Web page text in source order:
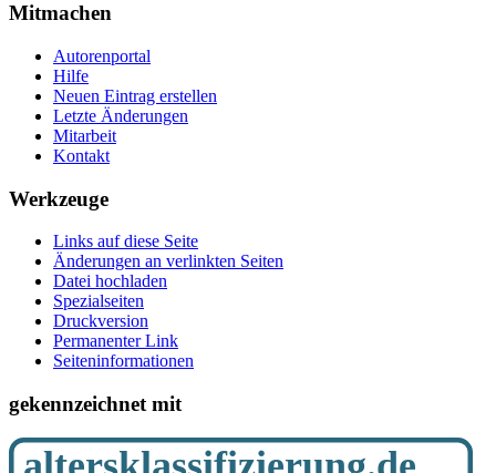
Mitmachen
Autorenportal
Hilfe
Neuen Eintrag erstellen
Letzte Änderungen
Mitarbeit
Kontakt
Werkzeuge
Links auf diese Seite
Änderungen an verlinkten Seiten
Datei hochladen
Spezialseiten
Druckversion
Permanenter Link
Seiten­­informationen
gekennzeichnet mit